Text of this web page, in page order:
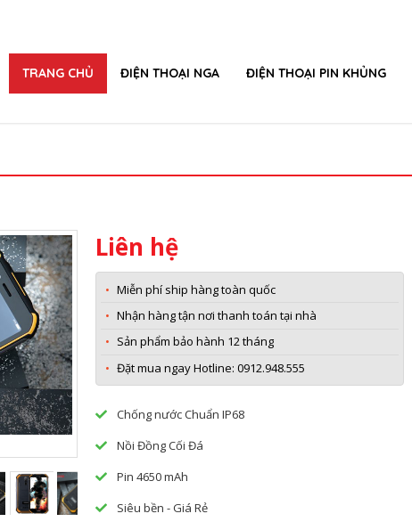
TRANG CHỦ ĐIỆN THOẠI NGA ĐIỆN THOẠI PIN KHỦNG
Liên hệ
Miễn phí ship hàng toàn quốc
Nhận hàng tận nơi thanh toán tại nhà
Sản phẩm bảo hành 12 tháng
Đặt mua ngay Hotline: 0912.948.555
Chống nước Chuẩn IP68
Nồi Đồng Cối Đá
Pin 4650 mAh
Siêu bền - Giá Rẻ